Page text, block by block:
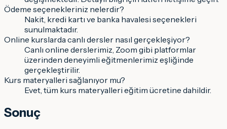
Ödeme seçenekleriniz nelerdir?
Nakit, kredi kartı ve banka havalesi seçenekleri
sunulmaktadır.
Online kurslarda canlı dersler nasıl gerçekleşiyor?
Canlı online derslerimiz, Zoom gibi platformlar
üzerinden deneyimli eğitmenlerimiz eşliğinde
gerçekleştirilir.
Kurs materyalleri sağlanıyor mu?
Evet, tüm kurs materyalleri eğitim ücretine dahildir.
Sonuç